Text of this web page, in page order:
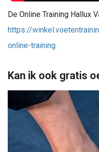
De Online Training Hallux
https://
online-training
Kan ik ook gratis